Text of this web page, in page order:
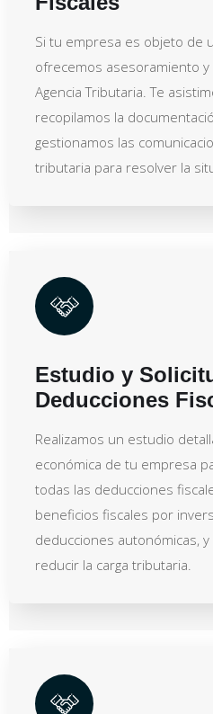
Si tu empresa es objeto de
ofrecemos asesoramiento
Agencia Tributaria. Te
recopilamos la
gestionamos las
tributaria para resolver la
Estudio y
Deducciones
Realizamos un estudio
económica de tu empresa
todas las deducciones
beneficios fiscales por
deducciones autonómicas,
reducir la carga tributaria.